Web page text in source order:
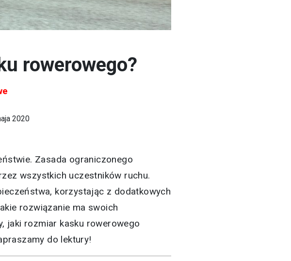
rowerowego?
2020
Zasada ograniczonego
wszystkich uczestników ruchu.
korzystając z dodatkowych
rozwiązanie ma swoich
jaki rozmiar kasku rowerowego
do lektury!